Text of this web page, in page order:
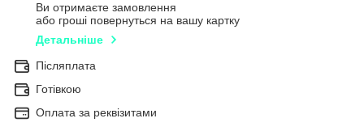
Ви отримаєте замовлення
або гроші повернуться на вашу картку
Детальніше
Післяплата
Готівкою
Оплата за реквізитами